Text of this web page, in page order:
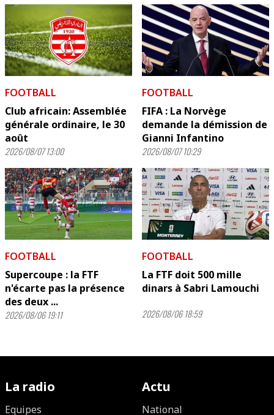
FOOTBALL
Club africain: Assemblée
générale ordinaire, le 30
août
2026/08/07 13:00
FOOTBALL
FIFA : La Norvège
demande la démission de
Gianni Infantino
2026/08/07 10:29
FOOTBALL
Supercoupe : la FTF
n'écarte pas la présence
des deux ...
2026/08/06 19:11
FOOTBALL
La FTF doit 500 mille
dinars à Sabri Lamouchi
2026/08/06 18:59
La radio
Equipes
Actu
National